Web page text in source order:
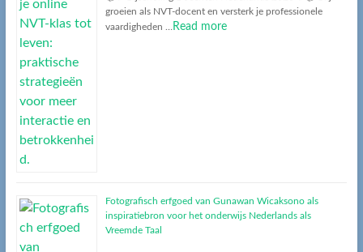
groeien als NVT-docent en versterk je professionele
vaardigheden … Read more
Fotografisch erfgoed van Gunawan Wicaksono als
inspiratiebron voor het onderwijs Nederlands als
Vreemde Taal